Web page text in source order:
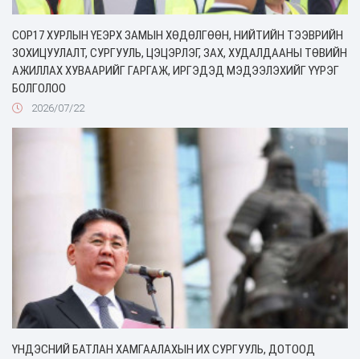
COP17 ХУРЛЫН ҮЕЭРХ ЗАМЫН ХӨДӨЛГӨӨН, НИЙТИЙН ТЭЭВРИЙН
ЗОХИЦУУЛАЛТ, СУРГУУЛЬ, ЦЭЦЭРЛЭГ, ЗАХ, ХУДАЛДААНЫ ТӨВИЙН
АЖИЛЛАХ ХУВААРИЙГ ГАРГАЖ, ИРГЭДЭД МЭДЭЭЛЭХИЙГ ҮҮРЭГ
БОЛГОЛОО
2026/07/22
ҮНДЭСНИЙ БАТЛАН ХАМГААЛАХЫН ИХ СУРГУУЛЬ, ДОТООД